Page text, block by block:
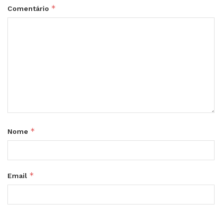
Comentário *
Nome *
Email *